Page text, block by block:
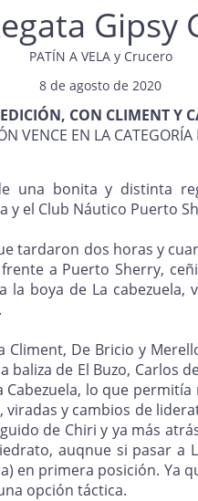
Gipsy
PATÍN A VELA y Crucero
8 de agosto de 2020
CON CLIMENT Y
VENCE EN LA
una bonita y distinta
y el Club Náutico Puerto
tardaron dos horas y
a Puerto Sherry,
boya de La cabezuela,
De Bricio y
de El Buzo, Carlos
lo que
y cambios de
de Chiri y ya más
auqnue si pasar a
en primera posición. Ya
opción táctica.